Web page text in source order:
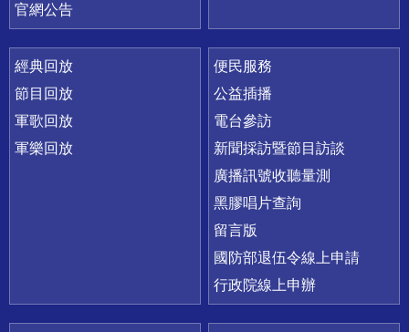
官網公告
經典回放
節目回放
軍歌回放
軍樂回放
便民服務
公益插播
電台參訪
新聞採訪暨節目訪談
廣播訊號收聽量測
黑膠唱片查詢
留言版
國防部退伍令線上申請
行政院線上申辦